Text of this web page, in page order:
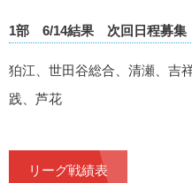
1部 6/14結果 次回日程募集
狛江、世田谷総合、清瀬、吉
践、芦花
リーグ戦績表